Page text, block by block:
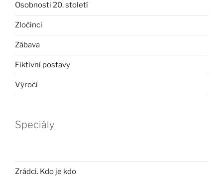
Osobnosti 20. století
Zločinci
Zábava
Fiktivní postavy
Výročí
Speciály
Zrádci. Kdo je kdo